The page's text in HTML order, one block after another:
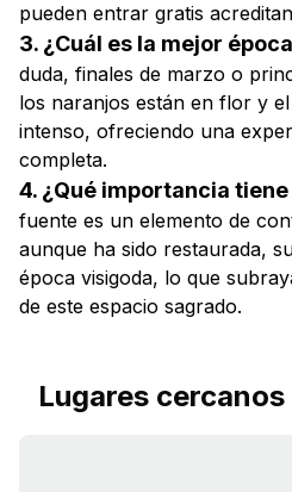
pueden entrar gratis
3. ¿Cuál es la mejor
duda, finales de marzo o
los naranjos están en flor y
intenso, ofreciendo una
completa.
4. ¿Qué importancia
fuente es un elemento de
aunque ha sido restaurada,
época visigoda, lo que
de este espacio sagrado.
Lugares cercanos